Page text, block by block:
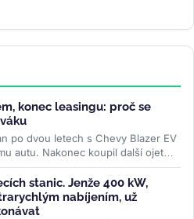
konec leasingu: proč se
po dvou letech s Chevy Blazer EV
autu. Nakonec koupil další ojetý
stanic. Jenže 400 kW,
nabíjením, už